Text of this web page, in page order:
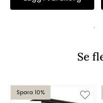
Se
Spara 10%